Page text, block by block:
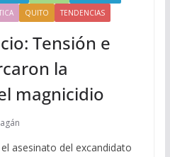
QUITO TENDENCIAS
Tensión e
la
magnicidio
asesinato del excandidato